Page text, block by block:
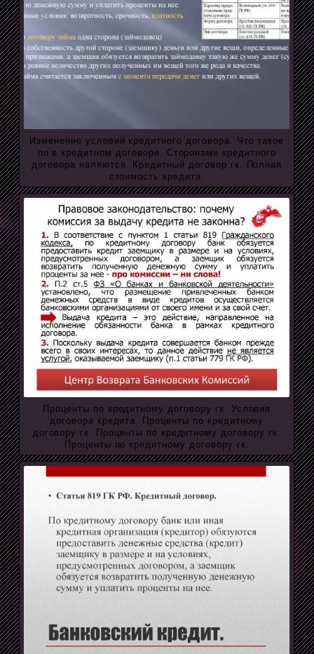
Изменение условий кредитного договора. Что такое
по в кредитном договоре. Сторонами кредитного
договора являются. Кредитный договор гк. Полная
стоимость кредита.
Проценты по кредитному договору гк. Условия
договора кредита. Проценты по кредитному
договору гк. Проценты по кредитному договору гк.
Проценты по кредитному договору гк.